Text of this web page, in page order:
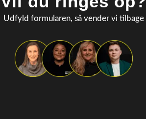
Udfyld formularen, så vender vi tilbage